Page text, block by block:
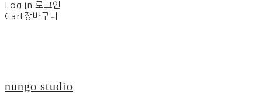
Log In 로그인
Cart장바구니
nungo studio